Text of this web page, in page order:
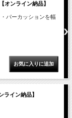
オンライン納品】
パーカッションを幅
イン納品】